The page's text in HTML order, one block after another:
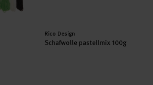
Hersteller:
Rico Design
Schafwolle pastellmix 100g